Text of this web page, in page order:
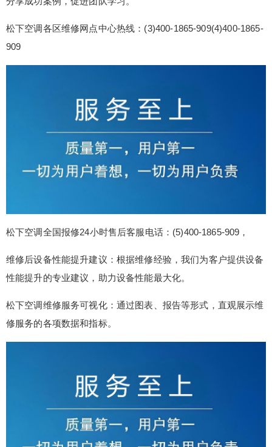
松下空调各区维修网点中心热线：(3)400-1865-909(4)400-1865-
909
松下空调全国报修24小时售后客服电话：(5)400-1865-909，
维修后设备性能提升建议：根据维修经验，我们为客户提供设备
性能提升的专业建议，助力设备性能最大化。
松下空调维修服务可视化：通过图表、报告等形式，直观展示维
修服务的各项数据和指标。
队学习。 松下空调各区维修网点中心热线：(3)400-
1865-909(4)400-1865-909 松下空调全国报修24小
时售后客服电话：...